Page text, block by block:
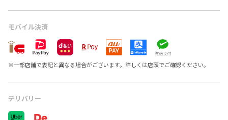
モバイル決済
※一部店舗で表記と異なる場合がございます。詳しくは店頭でご確認ください。
デリバリー